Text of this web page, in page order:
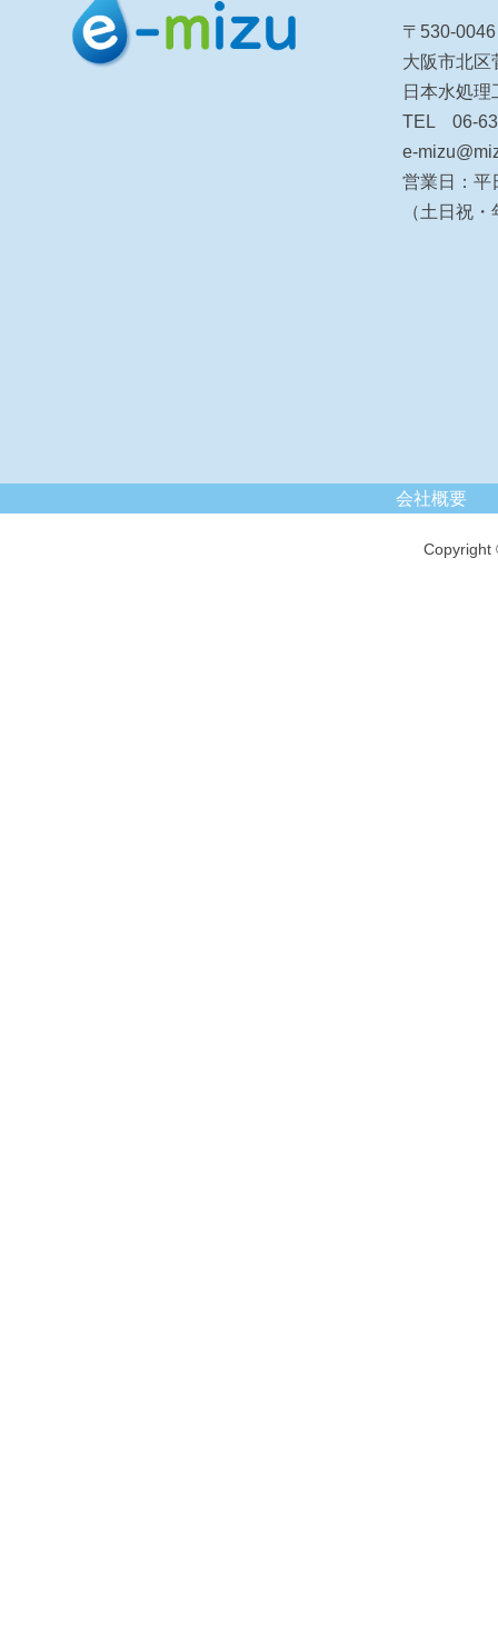
〒530-0046
大阪市北区
日本水処
TEL 06-
e-
営業日：
（土日祝
会社概要
Copyright